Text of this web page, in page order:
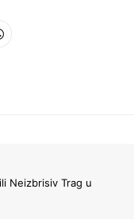
Neizbrisiv Trag u